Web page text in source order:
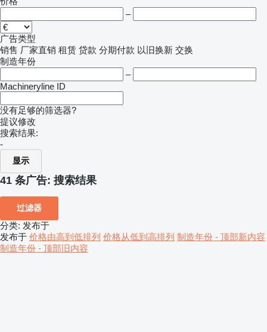
–
广告类型
销售 厂家直销 租赁 贷款 分期付款 以旧换新 交换
制造年份
–
Machineryline ID
没有足够的筛选器?
提议修改
搜索结果:
-
显示
41 条广告: 搜索结果
过滤器
分类: 发布于
发布于 价格由高到低排列 价格从低到高排列 制造年份 - 顶部新内容
制造年份 - 顶部旧内容